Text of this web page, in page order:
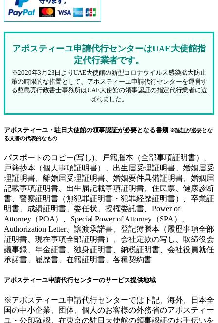
アポスティーユ申請代行センターはUAE大使館指
定代行業者です。
※2020年3月23日よりUAE大使館の新型コロナウイルス感染拡大防止
策の時限的な措置として、アポスティーユ申請代行センターを運営す
る蓜島亮行政書士事務所はUAE大使館の領事認証の指定代行業者に選
ばれました。
アポスティーユ・駐日大使館の領事認証が必要となる書類 ※認証が必要とな
る文書の代表的なもの
パスポートのコピー(写し)、戸籍謄本（全部事項証明書）、
戸籍抄本（個人事項証明書）、出生届受理証明書、婚姻届受
理証明書、離婚届受理証明書、婚姻要件具備証明書、婚姻届
記載事項証明書、出生届記載事項証明書、住民票、健康診断
書、警察証明書（無犯罪証明書・犯罪経歴証明書）、卒業証
明書、成績証明書、委任状、授権委託書、Power of
Attorney（POA）、Special Power of Attorney（SPA）、
Authorization Letter、譲渡承諾書、登記簿謄本（履歴事項全部
証明書、現在事項全部証明書）、会社定款の写し、取締役会
議事録、年金証書、独身証明書、納税証明書、会社役員就任
承諾書、履歴書、在籍証明書、各種契約書
アポスティーユ申請代行センターのサービス提供地域
※アポスティーユ申請代行センターでは下記、海外、日本全
国の中小企業、団体、個人のお客様の外務省のアポスティー
ユ・公印確認。在東京の駐日大使館の領事認証のお手伝いを